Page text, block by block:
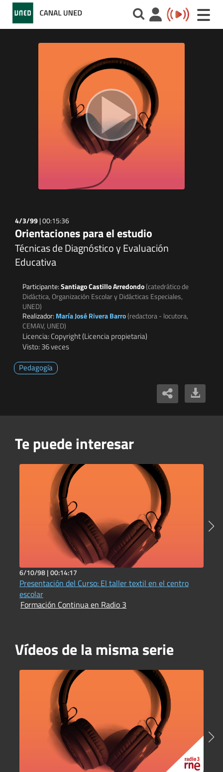
Toggle
4/3/99|00:15:36
Orientaciones para el estudio
Técnicas de Diagnóstico y Evaluación
Educativa
Participante:Santiago Castillo Arredondo(catedrático de
Didáctica, Organización Escolar y Didácticas Especiales,
UNED)
Realizador: María José Rivera Barro(redactora - locutora,
CEMAV, UNED)
Licencia: Copyright (Licencia propietaria)
Visto: 36 veces
Pedagogía
Te puede interesar
6/10/98 |00:14:17
Presentación del Curso: El taller textil en el centro
escolar
Formación Continua en Radio 3
Vídeos de la misma serie